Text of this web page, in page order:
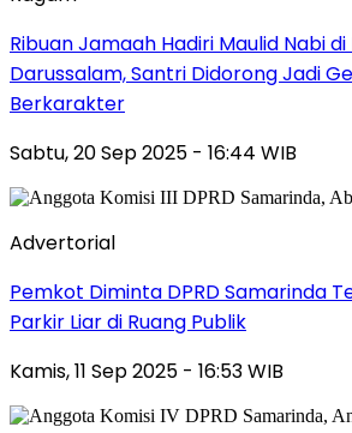
Ribuan Jamaah Hadiri Maulid Nabi
Darussalam, Santri Didorong Jadi
Berkarakter
Sabtu, 20 Sep 2025 - 16:44 WIB
Advertorial
Pemkot Diminta DPRD Samarinda
Parkir Liar di Ruang Publik
Kamis, 11 Sep 2025 - 16:53 WIB